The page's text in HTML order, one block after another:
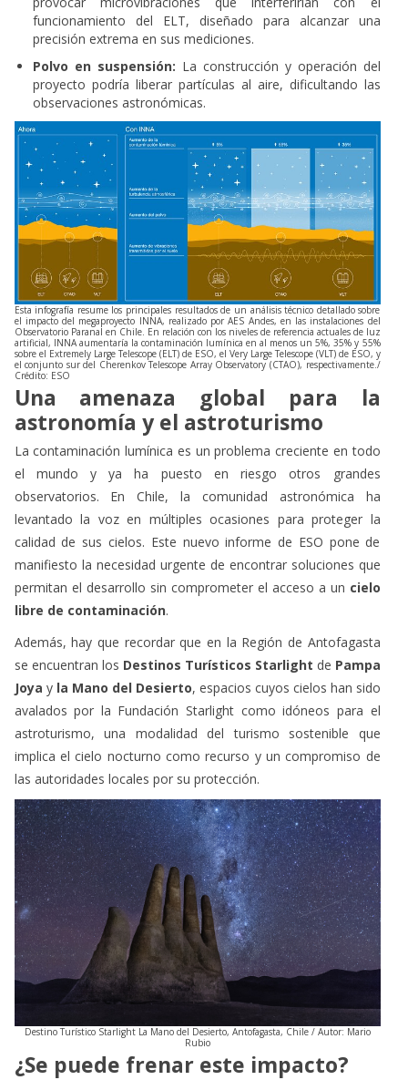
funcionamiento del ELT, diseñado para alcanzar una
precisión extrema en sus mediciones.
Polvo en suspensión: La construcción y operación del
proyecto podría liberar partículas al aire, dificultando las
observaciones astronómicas.
Esta infografía resume los principales resultados de un análisis técnico detallado sobre
el impacto del megaproyecto INNA, realizado por AES Andes, en las instalaciones del
Observatorio Paranal en Chile. En relación con los niveles de referencia actuales de luz
artificial, INNA aumentaría la contaminación lumínica en al menos un 5%, 35% y 55%
sobre el Extremely Large Telescope (ELT) de ESO, el Very Large Telescope (VLT) de ESO, y
el conjunto sur del Cherenkov Telescope Array Observatory (CTAO), respectivamente./
Crédito: ESO
Una amenaza global para la
astronomía y el astroturismo
La contaminación lumínica es un problema creciente en todo
el mundo y ya ha puesto en riesgo otros grandes
observatorios. En Chile, la comunidad astronómica ha
levantado la voz en múltiples ocasiones para proteger la
calidad de sus cielos. Este nuevo informe de ESO pone de
manifiesto la necesidad urgente de encontrar soluciones que
permitan el desarrollo sin comprometer el acceso a un cielo
libre de contaminación.
Además, hay que recordar que en la Región de Antofagasta
se encuentran los Destinos Turísticos Starlight de Pampa
Joya y la Mano del Desierto, espacios cuyos cielos han sido
avalados por la Fundación Starlight como idóneos para el
astroturismo, una modalidad del turismo sostenible que
implica el cielo nocturno como recurso y un compromiso de
las autoridades locales por su protección.
Destino Turístico Starlight La Mano del Desierto, Antofagasta, Chile / Autor: Mario
Rubio
¿Se puede frenar este impacto?